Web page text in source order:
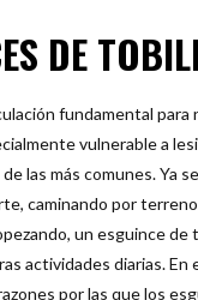
DE
fundamental para
vulnerable a
las más comunes. Ya
caminando por
un esguince de
actividades diarias. En
por las que los